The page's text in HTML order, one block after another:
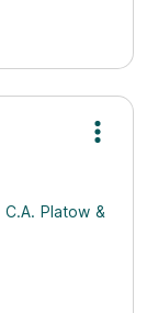
C.A. Platow &